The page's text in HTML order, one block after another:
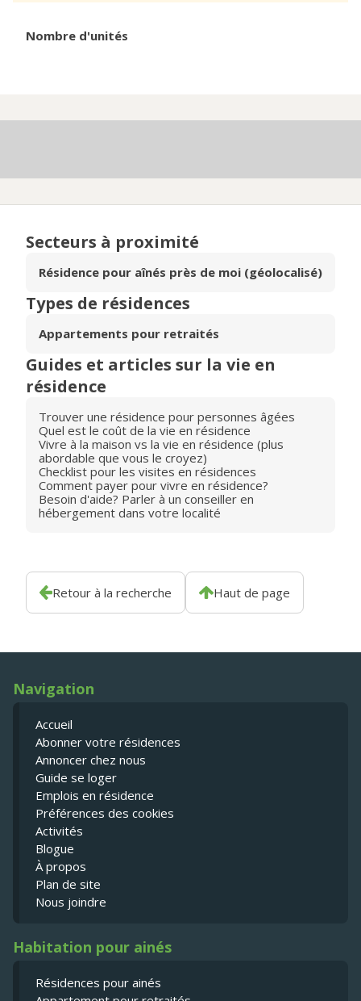
Nombre d'unités
Secteurs à proximité
Résidence pour aînés près de moi (géolocalisé)
Types de résidences
Appartements pour retraités
Guides et articles sur la vie en
résidence
Trouver une résidence pour personnes âgées
Quel est le coût de la vie en résidence
Vivre à la maison vs la vie en résidence (plus
abordable que vous le croyez)
Checklist pour les visites en résidences
Comment payer pour vivre en résidence?
Besoin d'aide? Parler à un conseiller en
hébergement dans votre localité
Retour à la recherche Haut de page
Navigation
Accueil
Abonner votre résidences
Annoncer chez nous
Guide se loger
Emplois en résidence
Préférences des cookies
Activités
Blogue
À propos
Plan de site
Nous joindre
Habitation pour ainés
Résidences pour ainés